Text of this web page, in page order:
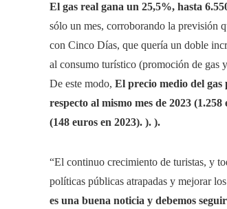
El gas real gana un 25,5%, hasta
sólo un mes, corroborando la previsión
con Cinco Días, que quería un doble
al consumo turístico (promoción de gas
De este modo, El precio medio del gas
respecto al mismo mes de 2023
(148 euros en 2023). ). ).
“El continuo crecimiento de turistas, y
políticas públicas atrapadas y mejorar
es una buena noticia y debemos